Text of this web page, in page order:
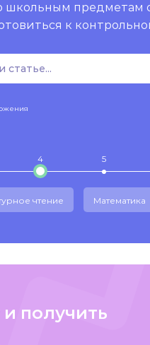
школьным
к
4 5
чтение Математика
получить